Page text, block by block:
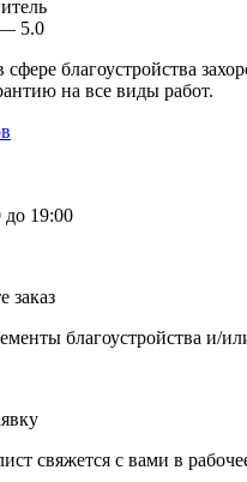
5.0
сфере благоустройства
на все виды работ.
19:00
заказ
благоустройства и/
свяжется с вами в